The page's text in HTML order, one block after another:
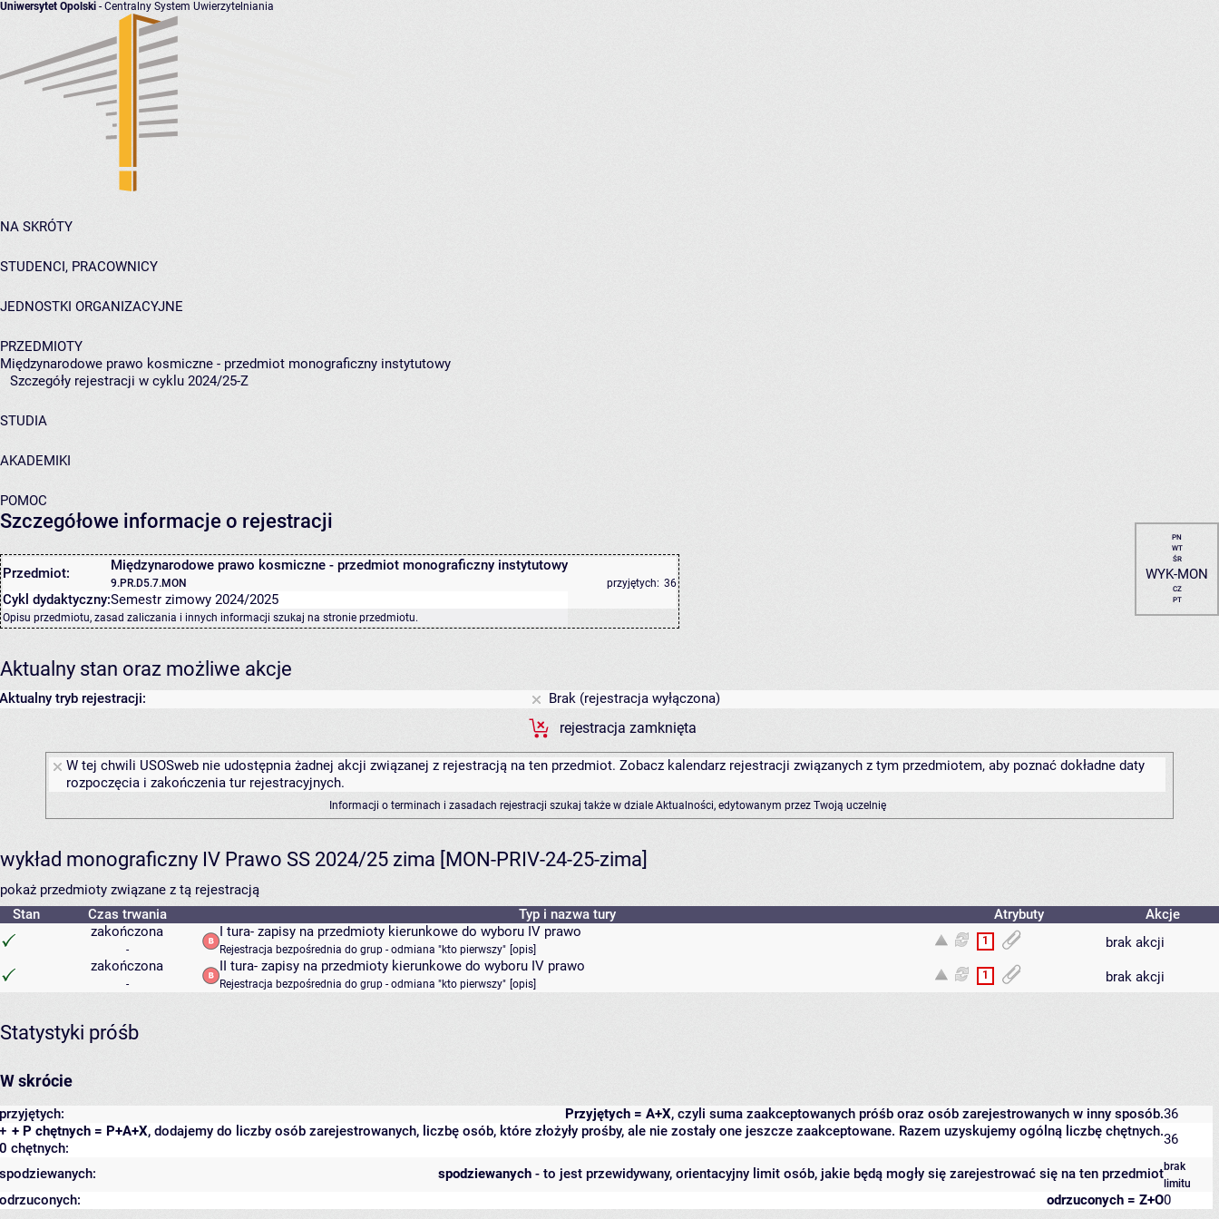
Uniwersytet Opolski - Centralny System Uwierzytelniania
NA SKRÓTY
STUDENCI, PRACOWNICY
JEDNOSTKI ORGANIZACYJNE
PRZEDMIOTY
Międzynarodowe prawo kosmiczne - przedmiot monograficzny instytutowy
Szczegóły rejestracji w cyklu 2024/25-Z
STUDIA
AKADEMIKI
POMOC
Szczegółowe informacje o rejestracji
Przedmiot: Międzynarodowe prawo kosmiczne - przedmiot monograficzny instytutowy
9.PR.D5.7.MON przyjętych: 36
Cykl dydaktyczny:Semestr zimowy 2024/2025
Opisu przedmiotu, zasad zaliczania i innych informacji szukaj na stronie przedmiotu.
PN
WT
ŚR
WYK-MON
CZ
PT
Aktualny stan oraz możliwe akcje
Aktualny tryb rejestracji:
Brak (rejestracja wyłączona)
rejestracja zamknięta
W tej chwili USOSweb nie udostępnia żadnej akcji związanej z rejestracją na ten przedmiot. Zobacz kalendarz rejestracji związanych z tym przedmiotem, aby poznać dokładne daty
rozpoczęcia i zakończenia tur rejestracyjnych.
Informacji o terminach i zasadach rejestracji szukaj także w dziale Aktualności, edytowanym przez Twoją uczelnię
wykład monograficzny IV Prawo SS 2024/25 zima [MON-PRIV-24-25-zima]
pokaż przedmioty związane z tą rejestracją
Stan
Czas trwania Typ i nazwa tury Atrybuty
Akcje
zakończona
-
I tura- zapisy na przedmioty kierunkowe do wyboru IV prawo
Rejestracja bezpośrednia do grup - odmiana "kto pierwszy" opis
1
brak akcji
zakończona
-
II tura- zapisy na przedmioty kierunkowe do wyboru IV prawo
Rejestracja bezpośrednia do grup - odmiana "kto pierwszy" opis
1 brak akcji
Statystyki próśb
W skrócie
Przyjętych = A+X, czyli suma zaakceptowanych próśb oraz osób zarejestrowanych w inny sposób.
przyjętych:
36
+ P chętnych = P+A+X, dodajemy do liczby osób zarejestrowanych, liczbę osób, które złożyły prośby, ale nie zostały one jeszcze zaakceptowane. Razem uzyskujemy ogólną liczbę chętnych.
+
0 chętnych:
36
spodziewanych - to jest przewidywany, orientacyjny limit osób, jakie będą mogły się zarejestrować się na ten przedmiot
spodziewanych:
brak
limitu
odrzuconych = Z+O
odrzuconych: 0